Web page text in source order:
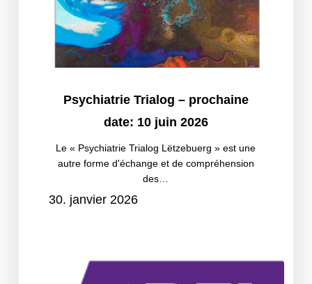
10
juin
2026
Trialog
–
prochaine
date:
Psychiatrie Trialog – prochaine
date: 10 juin 2026
Le « Psychiatrie Trialog Lëtzebuerg » est une
autre forme d'échange et de compréhension
des…
30. janvier 2026